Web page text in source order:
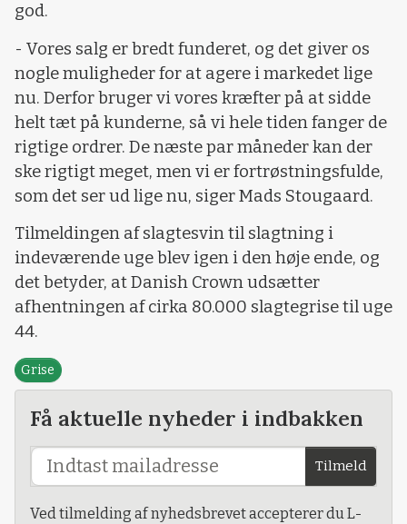
god.
- Vores salg er bredt funderet, og det giver os
nogle muligheder for at agere i markedet lige
nu. Derfor bruger vi vores kræfter på at sidde
helt tæt på kunderne, så vi hele tiden fanger de
rigtige ordrer. De næste par måneder kan der
ske rigtigt meget, men vi er fortrøstningsfulde,
som det ser ud lige nu, siger Mads Stougaard.
Tilmeldingen af slagtesvin til slagtning i
indeværende uge blev igen i den høje ende, og
det betyder, at Danish Crown udsætter
afhentningen af cirka 80.000 slagtegrise til uge
44.
Grise
Få aktuelle nyheder i indbakken
Tilmeld
Ved tilmelding af nyhedsbrevet accepterer du L-